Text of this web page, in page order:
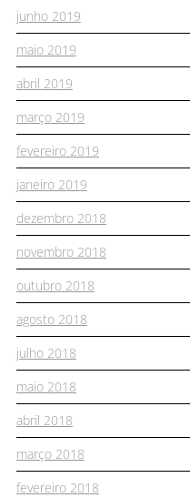
junho 2019
maio 2019
abril 2019
março 2019
fevereiro 2019
janeiro 2019
dezembro 2018
novembro 2018
outubro 2018
agosto 2018
julho 2018
maio 2018
abril 2018
março 2018
fevereiro 2018